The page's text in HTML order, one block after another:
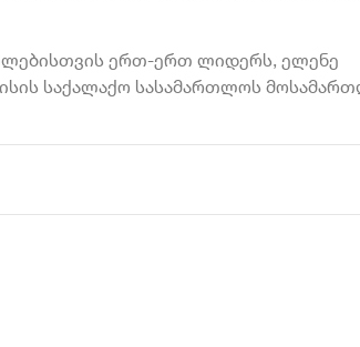
ერთ-ერთ ლიდერს, ელენე
საქალაქო სასამართლოს